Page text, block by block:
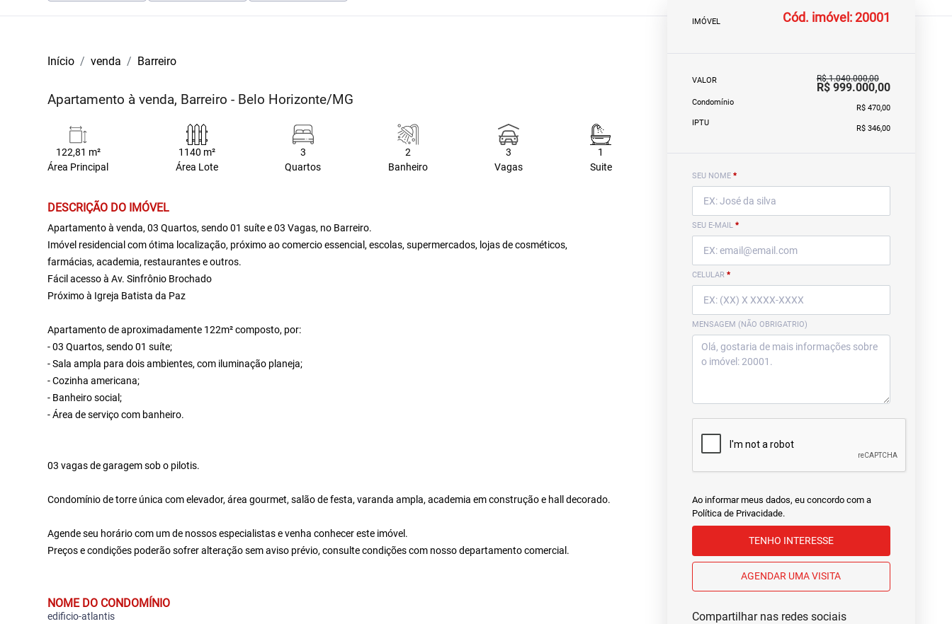
Início venda Barreiro
Apartamento à venda, Barreiro - Belo Horizonte/MG
122,81 m²
Área Principal
1140 m²
Área Lote
3
Quartos
2
Banheiro
3
Vagas
1
Suite
DESCRIÇÃO DO IMÓVEL
Apartamento à venda, 03 Quartos, sendo 01 suíte e 03 Vagas, no Barreiro.
Imóvel residencial com ótima localização, próximo ao comercio essencial, escolas, supermercados, lojas de cosméticos,
farmácias, academia, restaurantes e outros.
Fácil acesso à Av. Sinfrônio Brochado
Próximo à Igreja Batista da Paz
Apartamento de aproximadamente 122m² composto, por:
- 03 Quartos, sendo 01 suíte;
- Sala ampla para dois ambientes, com iluminação planeja;
- Cozinha americana;
- Banheiro social;
- Área de serviço com banheiro.
03 vagas de garagem sob o pilotis.
Condomínio de torre única com elevador, área gourmet, salão de festa, varanda ampla, academia em construção e hall decorado.
Agende seu horário com um de nossos especialistas e venha conhecer este imóvel.
Preços e condições poderão sofrer alteração sem aviso prévio, consulte condições com nosso departamento comercial.
NOME DO CONDOMÍNIO
edificio-atlantis
IMÓVEL Cód. imóvel: 20001
VALOR R$ 1.040.000,00
R$ 999.000,00
Condomínio
R$ 470,00
IPTU
R$ 346,00
SEU NOME *
SEU E-MAIL *
CELULAR *
MENSAGEM (NÃO OBRIGATRIO)
Ao informar meus dados, eu concordo com a
Política de Privacidade.
TENHO INTERESSE
AGENDAR UMA VISITA
Compartilhar nas redes sociais